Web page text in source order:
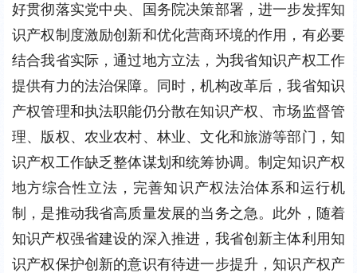
好贯彻落实党中央、国务院决策部署，进一步发挥知
识产权制度激励创新和优化营商环境的作用，有必要
结合我省实际，通过地方立法，为我省知识产权工作
提供有力的法治保障。同时，机构改革后，我省知识
产权管理和执法职能仍分散在知识产权、市场监督管
理、版权、农业农村、林业、文化和旅游等部门，知
识产权工作缺乏整体谋划和统筹协调。制定知识产权
地方综合性立法，完善知识产权法治体系和运行机
制，是推动我省高质量发展的当务之急。此外，随着
知识产权强省建设的深入推进，我省创新主体利用知
识产权保护创新的意识有待进一步提升，知识产权产